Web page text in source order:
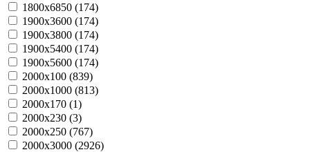
1800х6850 (174)
1900х3600 (174)
1900х3800 (174)
1900х5400 (174)
1900х5600 (174)
2000х100 (839)
2000х1000 (813)
2000х170 (1)
2000х230 (3)
2000х250 (767)
2000х3000 (2926)